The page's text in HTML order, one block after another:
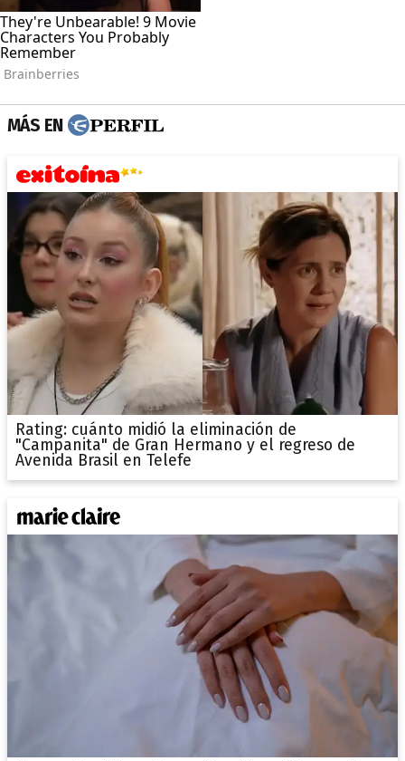
MÁS EN
Rating: cuánto midió la eliminación de
"Campanita" de Gran Hermano y el regreso de
Avenida Brasil en Telefe